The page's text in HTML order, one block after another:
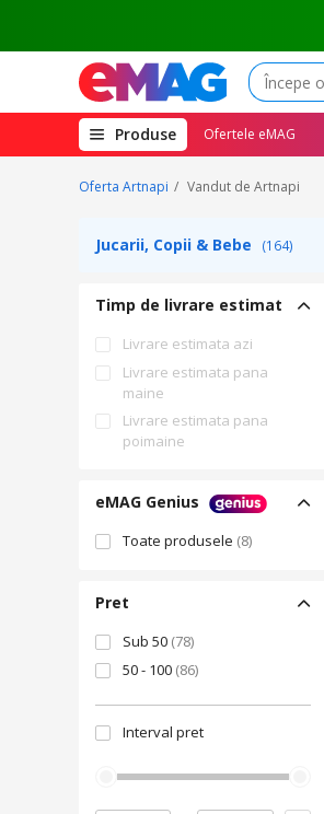
Produse(deschide
megameniul)
Ofertele eMAG
Oferta Artnapi Vandut de Artnapi
Jucarii, Copii & Bebe (164)
Timp de livrare estimat
Livrare estimata azi
Livrare estimata pana
maine
Livrare estimata pana
poimaine
eMAG Genius
Toate produsele (8)
Pret
Sub 50 (78)
50 - 100 (86)
Interval pret